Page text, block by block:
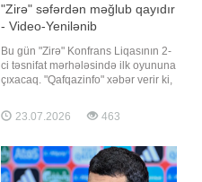
"Zirə" səfərdən məğlub qayıdır
- Video-Yenilənib
Bu gün "Zirə" Konfrans Liqasının 2-
ci təsnifat mərhələsində ilk oyununa
çıxacaq. "Qafqazinfo" xəbər verir ki,
Estoniyada "Payde"nin qonağı
olacaq. Görüş saat 20:00-da start
arasındakı cavab oyunu bir həftə
sonra Sumqayıtd
23.07.2026 463